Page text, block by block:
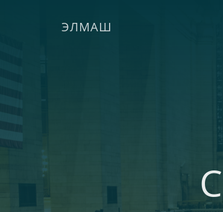
ЭЛМАШ